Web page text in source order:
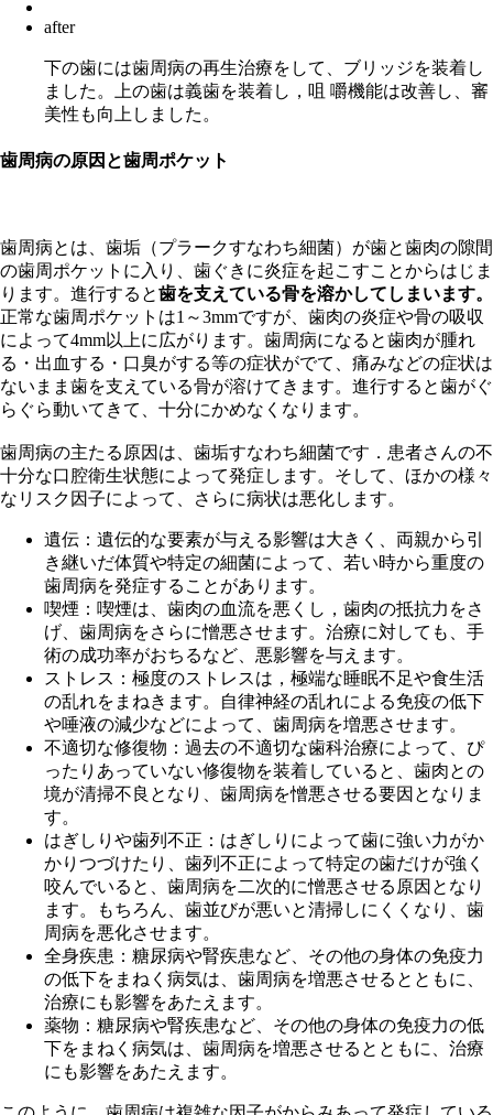
after
下の歯には歯周病の再生治療をして、ブリッジを装着し
ました。上の歯は義歯を装着し，咀 嚼機能は改善し、審
美性も向上しました。
歯周病の原因と歯周ポケット
歯周病とは、歯垢（プラークすなわち細菌）が歯と歯肉の隙間
の歯周ポケットに入り、歯ぐきに炎症を起こすことからはじま
ります。進行すると歯を支えている骨を溶かしてしまいます。
正常な歯周ポケットは1～3mmですが、歯肉の炎症や骨の吸収
によって4mm以上に広がります。歯周病になると歯肉が腫れ
る・出血する・口臭がする等の症状がでて、痛みなどの症状は
ないまま歯を支えている骨が溶けてきます。進行すると歯がぐ
らぐら動いてきて、十分にかめなくなります。
歯周病の主たる原因は、 歯垢すなわち細菌です．患者さんの不
十分な口腔衛生状態によって発症します。そして、ほかの様々
なリスク因子によって、さらに病状は悪化します。
遺伝 ：遺伝的な要素が与える影響は大きく、両親から引
き継いだ体質や特定の細菌によって、若い時から重度の
歯周病を発症することがあります。
喫煙 ：喫煙は、歯肉の血流を悪くし，歯肉の抵抗力をさ
げ、歯周病をさらに憎悪させます。治療に対しても、 手
術の成功率がおちるなど、悪影響を与えます。
ストレス ：極度のストレスは，極端な睡眠不足や食生活
の乱れをまねきます。
自律神経の乱れによる免疫の低下
や唾液の減少などによって、歯周病を増悪させます。
不適切な修復物 ：過去の不適切な歯科治療によって、ぴ
ったりあっていない修復物を装着していると、歯肉との
境が清掃不良となり、歯周病を憎悪させる要因となりま
す。
はぎしりや歯列不正 ：はぎしりによって歯に強い力がか
かりつづけたり、歯列不正によって特定の歯だけが強く
咬んでいると、歯周病を二次的に憎悪させる原因となり
ます。もちろん、歯並びが悪いと清掃しにくくなり、歯
周病を悪化させます。
全身疾患 ：糖尿病や腎疾患など、その他の身体の免疫力
の低下をまねく病気は、歯周病を増悪させるとともに、
治療にも影響をあたえます。
薬物 ：糖尿病や腎疾患など、その他の身体の免疫力の低
下をまねく病気は、歯周病を増悪させるとともに、治療
にも影響をあたえます。